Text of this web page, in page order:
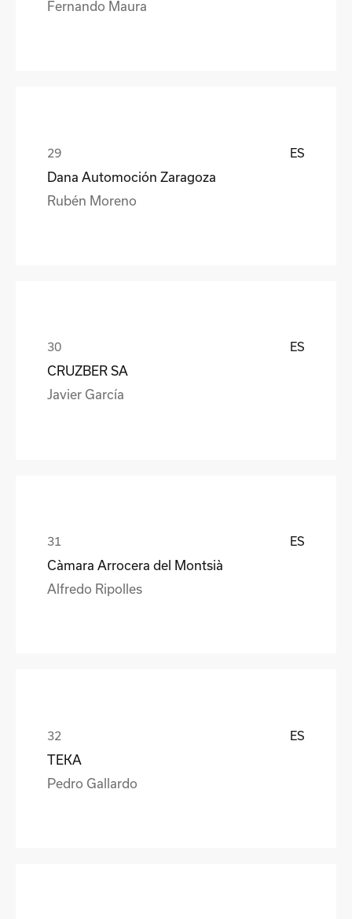
Fernando Maura
ES
Dana Automoción Zaragoza
Rubén Moreno
ES
CRUZBER SA
Javier García
ES
Càmara Arrocera del Montsià
Alfredo Ripolles
ES
TEKA
Pedro Gallardo